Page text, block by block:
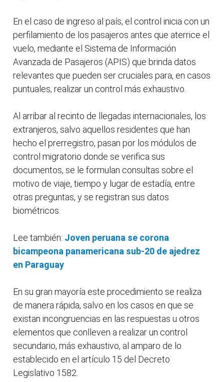
En el caso de ingreso al país, el control inicia con un
perfilamiento de los pasajeros antes que aterrice el
vuelo, mediante el Sistema de Información
Avanzada de Pasajeros (APIS) que brinda datos
relevantes que pueden ser cruciales para, en casos
puntuales, realizar un control más exhaustivo.
Al arribar al recinto de llegadas internacionales, los
extranjeros, salvo aquellos residentes que han
hecho el prerregistro, pasan por los módulos de
control migratorio donde se verifica sus
documentos, se le formulan consultas sobre el
motivo de viaje, tiempo y lugar de estadía, entre
otras preguntas, y se registran sus datos
biométricos.
Lee también: Joven peruana se corona
bicampeona panamericana sub-20 de ajedrez
en Paraguay
En su gran mayoría este procedimiento se realiza
de manera rápida, salvo en los casos en que se
existan incongruencias en las respuestas u otros
elementos que conlleven a realizar un control
secundario, más exhaustivo, al amparo de lo
establecido en el artículo 15 del Decreto
Legislativo 1582.